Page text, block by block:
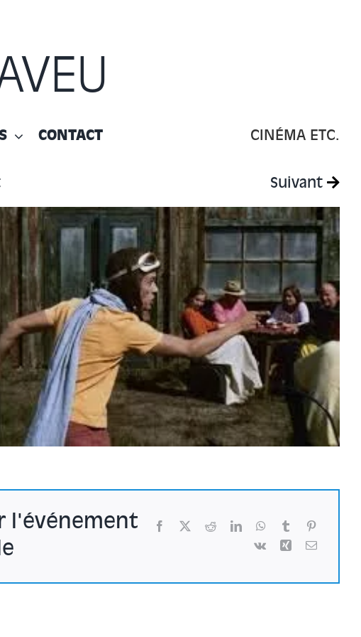
CONTACT CINÉMA ETC.
Suivant
l'événement